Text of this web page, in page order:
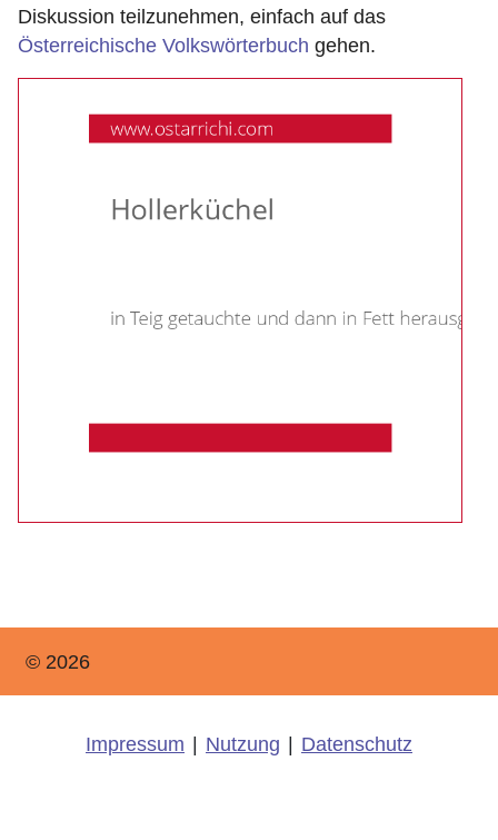
Diskussion teilzunehmen, einfach auf das
Österreichische Volkswörterbuch gehen.
© 2026
Impressum Nutzung Datenschutz